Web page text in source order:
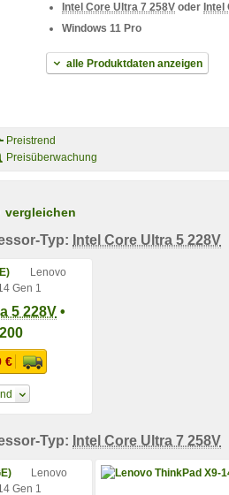
Intel Core Ultra 7 258V oder Intel
Windows 11 Pro
alle Produktdaten anzeigen
Preistrend
Preisüberwachung
vergleichen
Typ: Intel Core Ultra 5 228V
Lenovo
Gen 1
5 228V •
€
Typ: Intel Core Ultra 7 258V
Lenovo
Gen 1